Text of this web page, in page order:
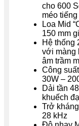
cho 600
méo
Loa Mid
150 mm
Hệ thống
với màng
âm trầm
Công
30W –
Dải tần
khuếch
Trở
28 kHz